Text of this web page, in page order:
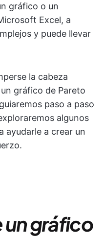
gráfico o un
Excel, a
y puede llevar
la cabeza
gráfico de Pareto
paso a paso
algunos
ayudarle a crear un
un gráfico